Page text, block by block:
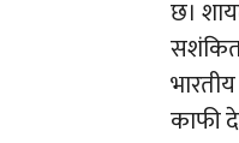
छ।
काफी